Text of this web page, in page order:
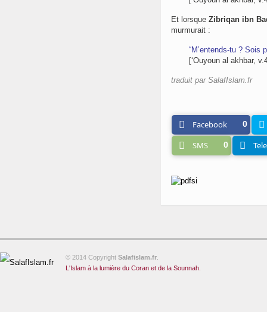
Et lorsque Zibriqan ibn
murmurait :
“M’entends-tu ? Sois
[‘Ouyoun al akhbar,
traduit par SalafIslam.fr
Facebook 0
SMS 0
© 2014 Copyright Salafislam.fr
L'Islam à la lumière du Coran et de la Sounnah.